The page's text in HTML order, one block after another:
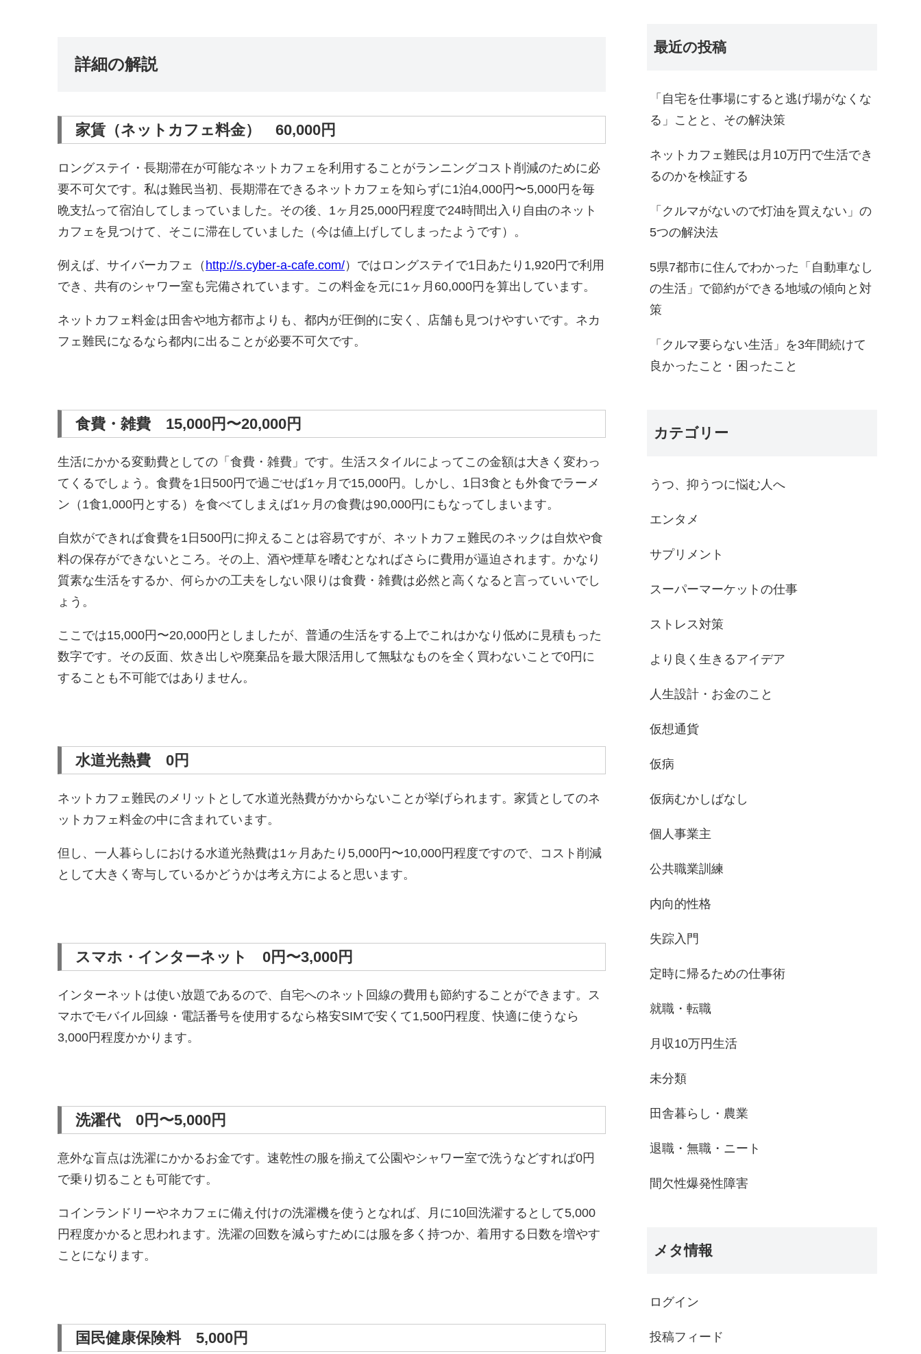
詳細の解説
家賃（ネットカフェ料金） 60,000円
ロングステイ・長期滞在が可能なネットカフェを利用することがランニングコスト削減のために必
要不可欠です。私は難民当初、長期滞在できるネットカフェを知らずに1泊4,000円〜5,000円を毎
晩支払って宿泊してしまっていました。その後、1ヶ月25,000円程度で24時間出入り自由のネット
カフェを見つけて、そこに滞在していました（今は値上げしてしまったようです）。
例えば、サイバーカフェ（ http://s.cyber-a-cafe.com/）ではロングステイで1日あたり1,920円で利用
でき、共有のシャワー室も完備されています。この料金を元に1ヶ月60,000円を算出しています。
ネットカフェ料金は田舎や地方都市よりも、都内が圧倒的に安く、店舗も見つけやすいです。ネカ
フェ難民になるなら都内に出ることが必要不可欠です。
食費・雑費 15,000円〜20,000円
生活にかかる変動費としての「食費・雑費」です。生活スタイルによってこの金額は大きく変わっ
てくるでしょう。食費を1日500円で過ごせば1ヶ月で15,000円。しかし、1日3食とも外食でラーメ
ン（1食1,000円とする）を食べてしまえば1ヶ月の食費は90,000円にもなってしまいます。
自炊ができれば食費を1日500円に抑えることは容易ですが、ネットカフェ難民のネックは自炊や食
料の保存ができないところ。その上、酒や煙草を嗜むとなればさらに費用が逼迫されます。かなり
質素な生活をするか、何らかの工夫をしない限りは食費・雑費は必然と高くなると言っていいでし
ょう。
ここでは15,000円〜20,000円としましたが、普通の生活をする上でこれはかなり低めに見積もった
数字です。その反面、炊き出しや廃棄品を最大限活用して無駄なものを全く買わないことで0円に
することも不可能ではありません。
水道光熱費 0円
ネットカフェ難民のメリットとして水道光熱費がかからないことが挙げられます。家賃としてのネ
ットカフェ料金の中に含まれています。
但し、一人暮らしにおける水道光熱費は1ヶ月あたり5,000円〜10,000円程度ですので、コスト削減
として大きく寄与しているかどうかは考え方によると思います。
スマホ・インターネット 0円〜3,000円
インターネットは使い放題であるので、自宅へのネット回線の費用も節約することができます。ス
マホでモバイル回線・電話番号を使用するなら格安SIMで安くて1,500円程度、快適に使うなら
3,000円程度かかります。
洗濯代 0円〜5,000円
意外な盲点は洗濯にかかるお金です。速乾性の服を揃えて公園やシャワー室で洗うなどすれば0円
で乗り切ることも可能です。
コインランドリーやネカフェに備え付けの洗濯機を使うとなれば、月に10回洗濯するとして5,000
円程度かかると思われます。洗濯の回数を減らすためには服を多く持つか、着用する日数を増やす
ことになります。
国民健康保険料 5,000円
最近の投稿
「自宅を仕事場にすると逃げ場がなくな
る」ことと、その解決策
ネットカフェ難民は月10万円で生活でき
るのかを検証する
「クルマがないので灯油を買えない」の
5つの解決法
5県7都市に住んでわかった「自動車なし
の生活」で節約ができる地域の傾向と対
策
「クルマ要らない生活」を3年間続けて
良かったこと・困ったこと
カテゴリー
うつ、抑うつに悩む人へ
エンタメ
サプリメント
スーパーマーケットの仕事
ストレス対策
より良く生きるアイデア
人生設計・お金のこと
仮想通貨
仮病
仮病むかしばなし
個人事業主
公共職業訓練
内向的性格
失踪入門
定時に帰るための仕事術
就職・転職
月収10万円生活
未分類
田舎暮らし・農業
退職・無職・ニート
間欠性爆発性障害
メタ情報
ログイン
投稿フィード